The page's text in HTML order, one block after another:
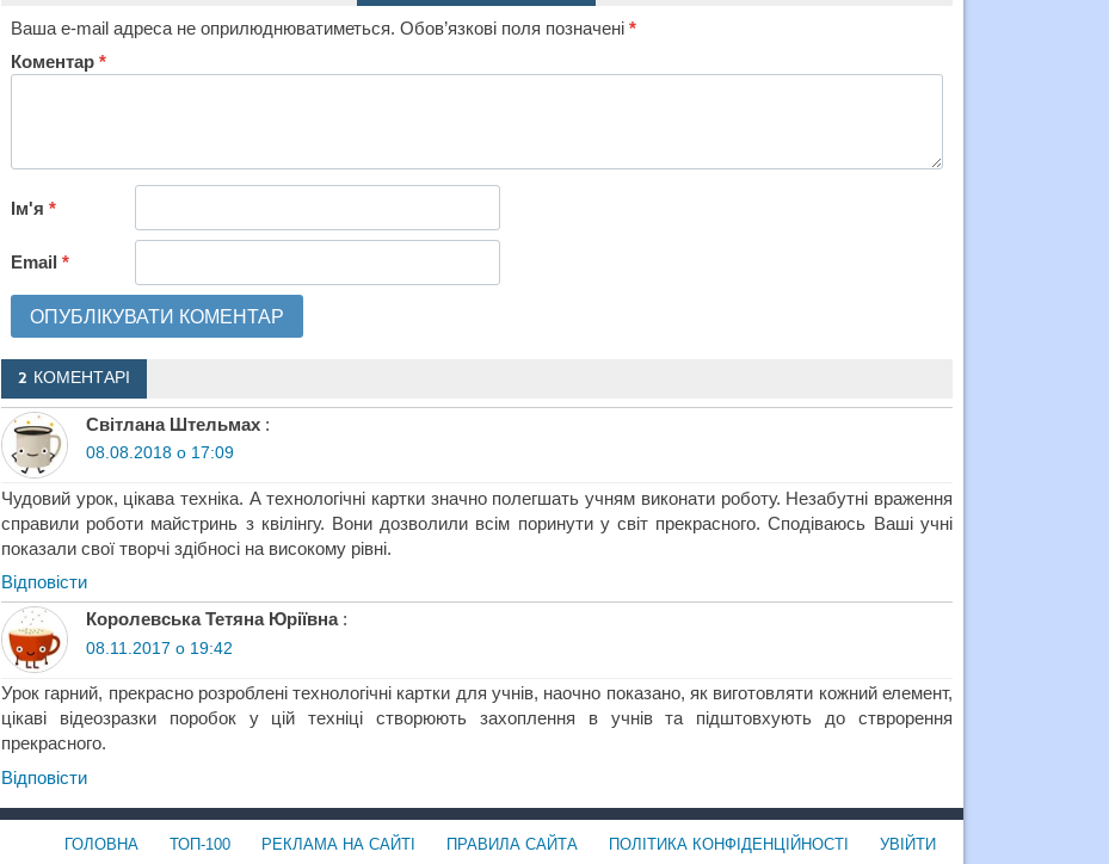
Ваша e-mail адреса не оприлюднюватиметься. Обов’язкові поля позначені *
Коментар *
Ім'я *
Email *
2 КОМЕНТАРІ
Світлана Штельмах :
08.08.2018 о 17:09
Чудовий урок, цікава техніка. А технологічні картки значно полегшать учням виконати роботу. Незабутні враження
справили роботи майстринь з квілінгу. Вони дозволили всім поринути у світ прекрасного. Сподіваюсь Ваші учні
показали свої творчі здібносі на високому рівні.
Відповіcти
Королевська Тетяна Юріївна :
08.11.2017 о 19:42
Урок гарний, прекрасно розроблені технологічні картки для учнів, наочно показано, як виготовляти кожний елемент,
цікаві відеозразки поробок у цій техніці створюють захоплення в учнів та підштовхують до стврорення
прекрасного.
Відповіcти
ГОЛОВНА ТОП-100 РЕКЛАМА НА САЙТІ ПРАВИЛА САЙТА ПОЛІТИКА КОНФІДЕНЦІЙНОСТІ УВІЙТИ